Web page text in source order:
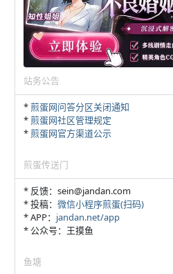
站务公告
*煎蛋网问答分区关闭通知
*煎蛋网社区管理规定
*煎蛋网官方渠道公示
煎蛋传送门
* 反馈：sein@jandan.com
* 投稿： 微信小程序煎蛋(扫码)
* APP： jandan.net/app
* 公众号：王摸鱼
鱼塘